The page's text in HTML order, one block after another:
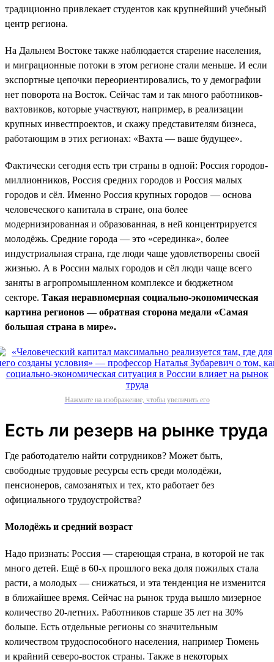
традиционно привлекает студентов как крупнейший учебный
центр региона.
На Дальнем Востоке также наблюдается старение населения,
и миграционные потоки в этом регионе стали меньше. И если
экспортные цепочки переориентировались, то у демографии
нет поворота на Восток. Сейчас там и так много работников-
вахтовиков, которые участвуют, например, в реализации
крупных инвестпроектов, и скажу представителям бизнеса,
работающим в этих регионах: «Вахта — ваше будущее».
Фактически сегодня есть три страны в одной: Россия городов-
миллионников, Россия средних городов и Россия малых
городов и сёл. Именно Россия крупных городов — основа
человеческого капитала в стране, она более
модернизированная и образованная, в ней концентрируется
молодёжь. Средние города — это «серединка», более
индустриальная страна, где люди чаще удовлетворены своей
жизнью. А в России малых городов и сёл люди чаще всего
заняты в агропромышленном комплексе и бюджетном
секторе. Такая неравномерная социально-экономическая
картина регионов — обратная сторона медали «Самая
большая страна в мире».
Нажмите на изображение, чтобы увеличить его
Есть ли резерв на рынке труда
Где работодателю найти сотрудников? Может быть,
свободные трудовые ресурсы есть среди молодёжи,
пенсионеров, самозанятых и тех, кто работает без
официального трудоустройства?
Молодёжь и средний возраст
Надо признать: Россия — стареющая страна, в которой не так
много детей. Ещё в 60-х прошлого века доля пожилых стала
расти, а молодых — снижаться, и эта тенденция не изменится
в ближайшее время. Сейчас на рынок труда вышло мизерное
количество 20-летних. Работников старше 35 лет на 30%
больше. Есть отдельные регионы со значительным
количеством трудоспособного населения, например Тюмень
и крайний северо-восток страны. Также в некоторых